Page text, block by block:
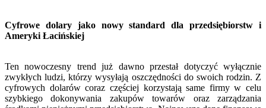
Cyfrowe dolary jako nowy standard dla przedsiębiorstw i
Ameryki Łacińskiej
Ten nowoczesny trend już dawno przestał dotyczyć wyłącznie
zwykłych ludzi, którzy wysyłają oszczędności do swoich rodzin. Z
cyfrowych dolarów coraz częściej korzystają same firmy w celu
szybkiego dokonywania zakupów towarów oraz zarządzania